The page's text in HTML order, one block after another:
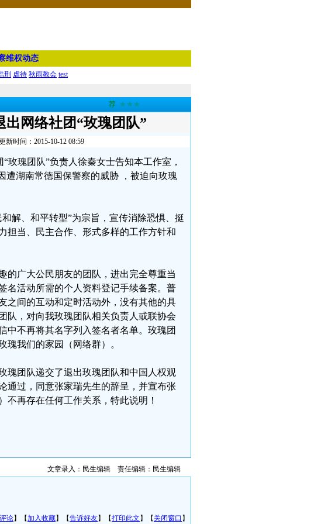
维权动态
刑 虐待 秋雨教会 test
荐 ★★★
网络社团“玫瑰团队”
时间：2015-10-12 08:59
玫瑰团队”负责人徐秦女士告知本工作室，
遭湖南常德国保警察的威胁 ，被迫向玫瑰
解、和平转型”为宗旨，宣传消除恐惧、挺
担当、民主合作、形式多样的工作方针和
的广大公民朋友的团队，进出完全尊重当
名活动所需的个人资料登记手续备案。普
之间的互动和定时活动外，没有其他的具
队，对向我玫瑰团队相关负责人或联协会
中不再将其名字列入签名者名单。玫瑰团
瑰我们的家园（网络群）。
瑰团队递交了退出玫瑰团队和中国人权观
通过，同意张家瑞先生的辞呈，并宣布张
不再存在任何工作关系，特此说明！
文章录入：民生编辑 责任编辑：民生编辑
论】【加入收藏】【告诉好友】【打印此文 】【 关闭窗口 】